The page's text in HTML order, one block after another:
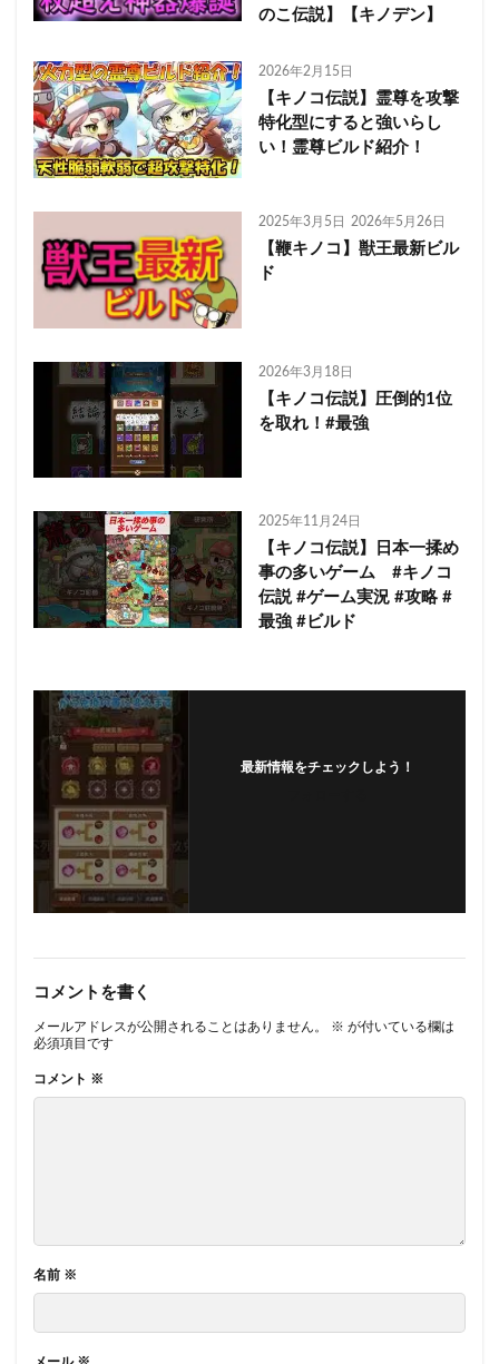
のこ伝説】【キノデン】
2026年2月15日
【キノコ伝説】霊尊を攻撃
特化型にすると強いらし
い！霊尊ビルド紹介！
2025年3月5日 2026年5月26日
【鞭キノコ】獣王最新ビル
ド
2026年3月18日
【キノコ伝説】圧倒的1位
を取れ！#最強
2025年11月24日
【キノコ伝説】日本一揉め
事の多いゲーム #キノコ
伝説 #ゲーム実況 #攻略 #
最強 #ビルド
最新情報をチェックしよう！
コメントを書く
メールアドレスが公開されることはありません。 ※ が付いている欄は
必須項目です
コメント ※
名前 ※